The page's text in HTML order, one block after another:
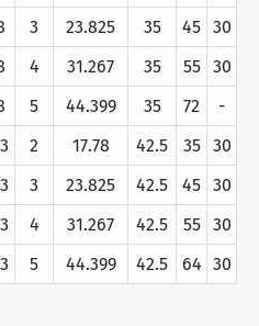
3 23.825 35 45 30
4 31.267 35 55
30
5 44.399 35 72
-
2 17.78 42.5 35
30
3 23.825 42.5 45 30
4 31.267 42.5 55
30
5 44.399 42.5 64 30